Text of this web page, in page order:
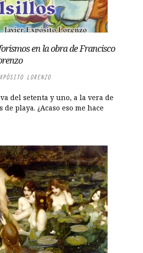
en la obra de Francisco
LORENZO
del setenta y uno, a la vera de
playa. ¿Acaso eso me hace